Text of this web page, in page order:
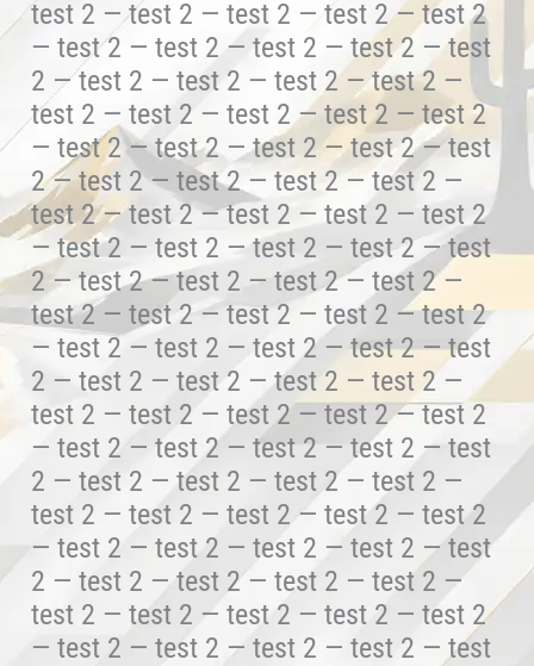
test 2 — test 2 — test 2 — test 2 — test 2
— test 2 — test 2 — test 2 — test 2 — test
2 — test 2 — test 2 — test 2 — test 2 —
test 2 — test 2 — test 2 — test 2 — test 2
— test 2 — test 2 — test 2 — test 2 — test
2 — test 2 — test 2 — test 2 — test 2 —
test 2 — test 2 — test 2 — test 2 — test 2
— test 2 — test 2 — test 2 — test 2 — test
2 — test 2 — test 2 — test 2 — test 2 —
test 2 — test 2 — test 2 — test 2 — test 2
— test 2 — test 2 — test 2 — test 2 — test
2 — test 2 — test 2 — test 2 — test 2 —
test 2 — test 2 — test 2 — test 2 — test 2
— test 2 — test 2 — test 2 — test 2 — test
2 — test 2 — test 2 — test 2 — test 2 —
test 2 — test 2 — test 2 — test 2 — test 2
— test 2 — test 2 — test 2 — test 2 — test
2 — test 2 — test 2 — test 2 — test 2 —
test 2 — test 2 — test 2 — test 2 — test 2
— test 2 — test 2 — test 2 — test 2 — test